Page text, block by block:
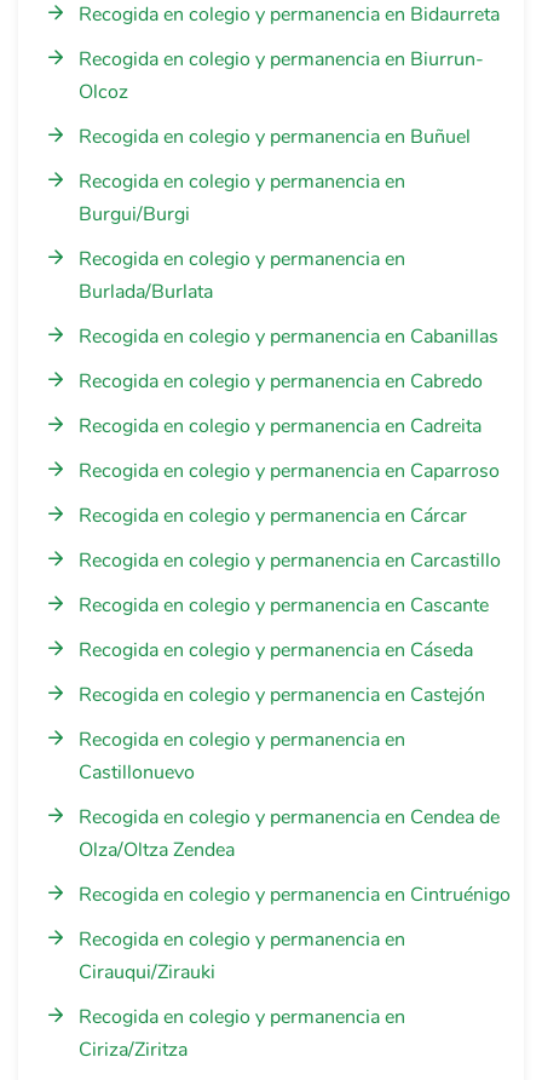
Recogida en colegio y permanencia en Bidaurreta
Recogida en colegio y permanencia en Biurrun-
Olcoz
Recogida en colegio y permanencia en Buñuel
Recogida en colegio y permanencia en
Burgui/Burgi
Recogida en colegio y permanencia en
Burlada/Burlata
Recogida en colegio y permanencia en Cabanillas
Recogida en colegio y permanencia en Cabredo
Recogida en colegio y permanencia en Cadreita
Recogida en colegio y permanencia en Caparroso
Recogida en colegio y permanencia en Cárcar
Recogida en colegio y permanencia en Carcastillo
Recogida en colegio y permanencia en Cascante
Recogida en colegio y permanencia en Cáseda
Recogida en colegio y permanencia en Castejón
Recogida en colegio y permanencia en
Castillonuevo
Recogida en colegio y permanencia en Cendea de
Olza/Oltza Zendea
Recogida en colegio y permanencia en Cintruénigo
Recogida en colegio y permanencia en
Cirauqui/Zirauki
Recogida en colegio y permanencia en
Ciriza/Ziritza